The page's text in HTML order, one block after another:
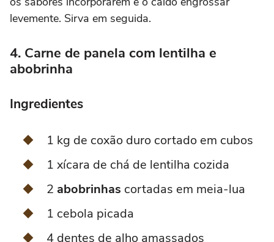
levemente. Sirva em seguida.
4. Carne de panela com lentilha e
abobrinha
Ingredientes
1 kg de coxão duro cortado em cubos
1 xícara de chá de lentilha cozida
2 abobrinhas cortadas em meia-lua
1 cebola picada
4 dentes de alho amassados